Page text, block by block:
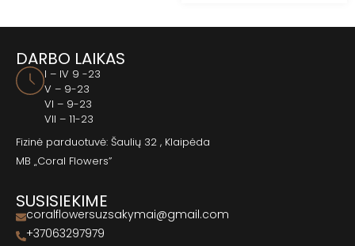
DARBO LAIKAS
I – IV 9 -23
V – 9-23
VI – 9-23
VII – 11-23
Fizinė parduotuvė: Šaulių 32 , Klaipėda
MB „Coral Flowers”
SUSISIEKIME
coralflowersuzsakymai@gmail.com
+37063297979